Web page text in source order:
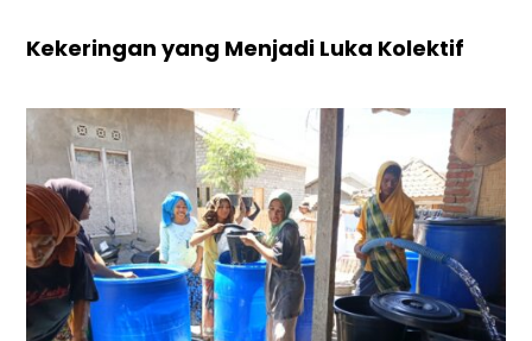
Kekeringan yang Menjadi Luka Kolektif